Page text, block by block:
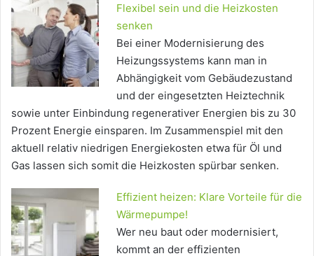
Flexibel sein und die Heizkosten
senken
Bei einer Modernisierung des
Heizungssystems kann man in
Abhängigkeit vom Gebäudezustand
und der eingesetzten Heiztechnik
sowie unter Einbindung regenerativer Energien bis zu 30
Prozent Energie einsparen. Im Zusammenspiel mit den
aktuell relativ niedrigen Energiekosten etwa für Öl und
Gas lassen sich somit die Heizkosten spürbar senken.
Effizient heizen: Klare Vorteile für die
Wärmepumpe!
Wer neu baut oder modernisiert,
kommt an der effizienten